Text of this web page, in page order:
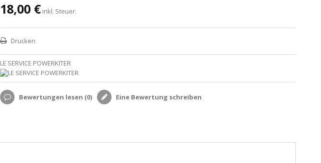
18,00 € inkl. Steuer.
Drucken
LE SERVICE POWERKITER
Bewertungen lesen (0) Eine Bewertung schreiben